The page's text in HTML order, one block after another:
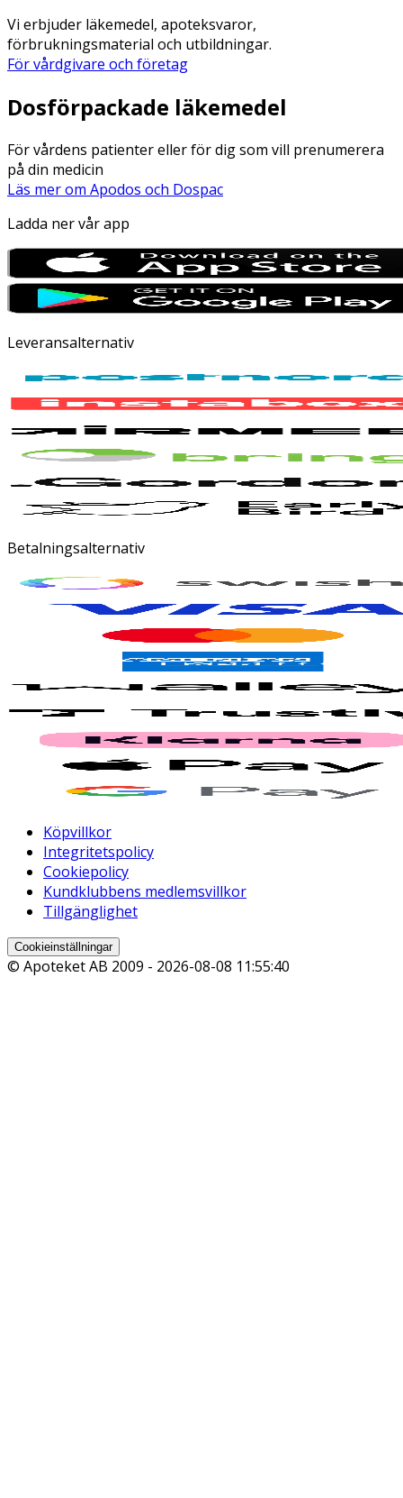
Vi erbjuder läkemedel, apoteksvaror,
förbrukningsmaterial och utbildningar.
För vårdgivare och företag
Dosförpackade läkemedel
För vårdens patienter eller för dig som vill prenumerera
på din medicin
Läs mer om Apodos och Dospac
Ladda ner vår app
Leveransalternativ
Betalningsalternativ
Köpvillkor
Integritetspolicy
Cookiepolicy
Kundklubbens medlemsvillkor
Tillgänglighet
Cookieinställningar
© Apoteket AB 2009 - 2026-08-08 11:55:40